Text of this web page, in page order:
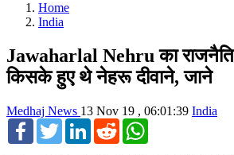
Home
India
Jawaharlal Nehru का
किसके हुए थे नेहरू दीवाने, जाने
Medhaj News 13 Nov 19 , 06:01:39 India
FacebookTwitterLinkedInReddit